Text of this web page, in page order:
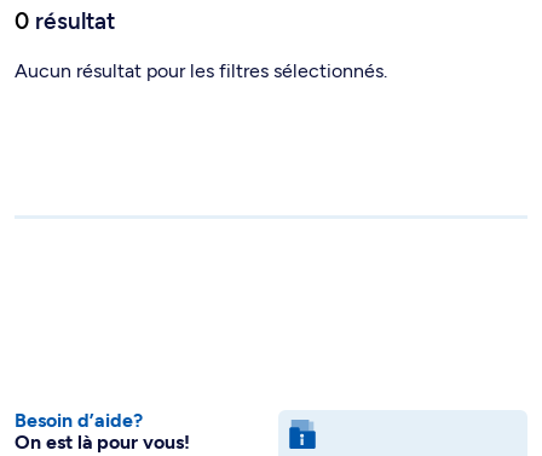
0 résultat
Aucun résultat pour les filtres sélectionnés.
Besoin d’aide?
On est là pour vous!